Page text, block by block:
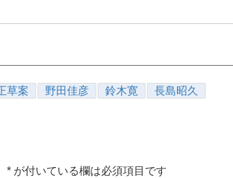
草案 野田佳彦 鈴木寛 長島昭久
* が付いている欄は必須項目です